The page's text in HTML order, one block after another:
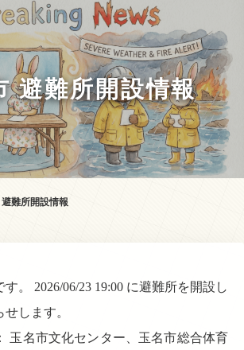
避難所開設情報
難所開設情報
。 2026/06/23 19:00 に避難所を開設し
します。
玉名市文化センター、玉名市総合体育